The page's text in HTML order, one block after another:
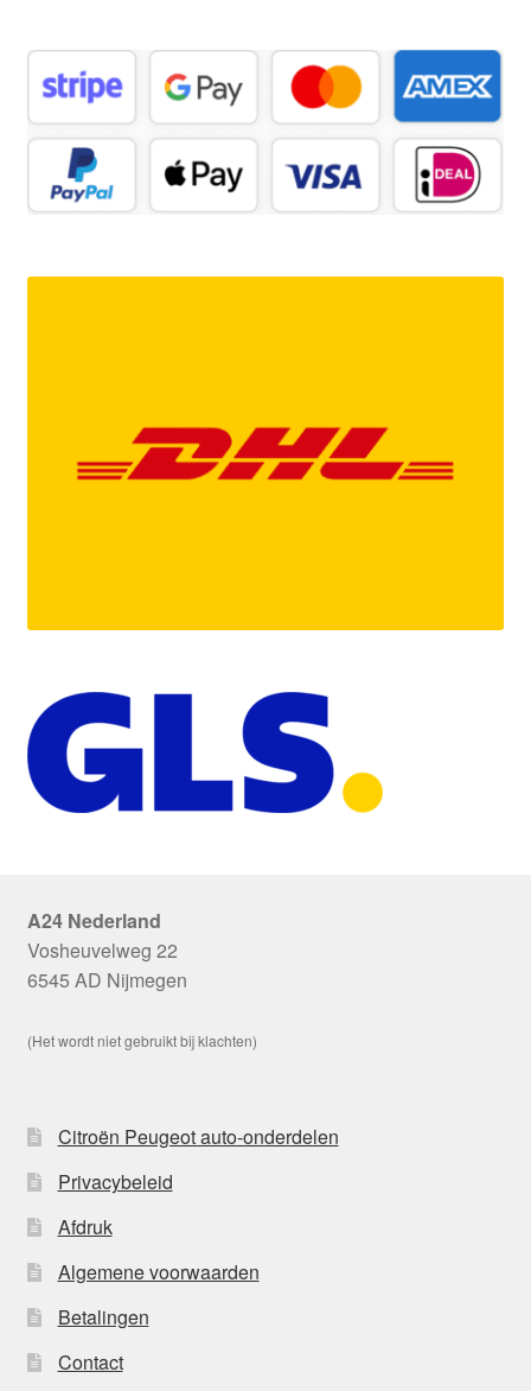
A24 Nederland
Vosheuvelweg 22
6545 AD Nijmegen
(Het wordt niet gebruikt bij klachten)
Citroën Peugeot auto-onderdelen
Privacybeleid
Afdruk
Algemene voorwaarden
Betalingen
Contact